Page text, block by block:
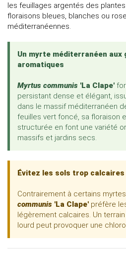
les feuillages argentés des
floraisons bleues, blanches ou
méditerranéennes.
Un myrte méditerranéen aux
aromatiques
Myrtus communis 'La Clape'
persistant dense et élégant,
dans le massif méditerranéen
feuilles vert foncé, sa floraison
structurée en font une variété
massifs et jardins secs.
Évitez les sols trop calcaires
Contrairement à certains
communis 'La Clape' préfère
légèrement calcaires. Un
lourd peut provoquer une